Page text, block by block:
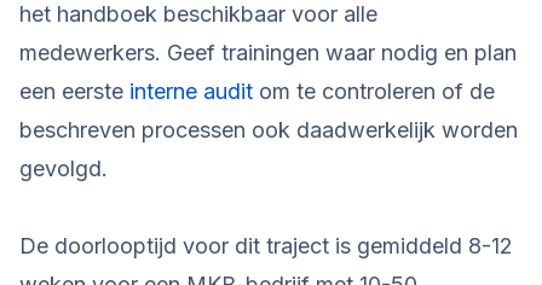
het handboek beschikbaar voor alle
medewerkers. Geef trainingen waar nodig en plan
een eerste interne audit om te controleren of de
beschreven processen ook daadwerkelijk worden
gevolgd.
De doorlooptijd voor dit traject is gemiddeld 8-12